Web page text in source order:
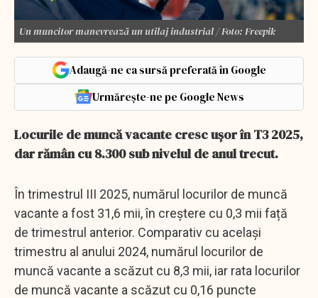
Un muncitor manevrează un utilaj industrial / Foto: Freepik
Adaugă-ne ca sursă preferată în Google
Urmărește-ne pe Google News
Locurile de muncă vacante cresc ușor în T3 2025,
dar rămân cu 8.300 sub nivelul de anul trecut.
În trimestrul III 2025, numărul locurilor de muncă
vacante a fost 31,6 mii, în creştere cu 0,3 mii față
de trimestrul anterior. Comparativ cu același
trimestru al anului 2024, numărul locurilor de
muncă vacante a scăzut cu 8,3 mii, iar rata locurilor
de muncă vacante a scăzut cu 0,16 puncte